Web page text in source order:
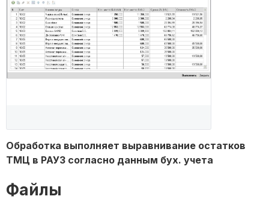
Обработка выполняет выравнивание остатков
ТМЦ в РАУЗ согласно данным бух. учета
Файлы